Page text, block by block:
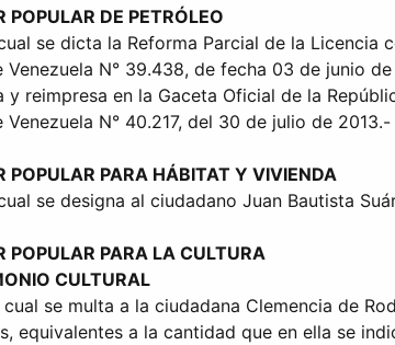
POPULAR DE PETRÓLEO
se dicta la Reforma Parcial de la
Venezuela N° 39.438, de fecha 03 de junio
y reimpresa en la Gaceta Oficial de la
Venezuela N° 40.217, del 30 de julio de
POPULAR PARA HÁBITAT Y VIVIENDA
se designa al ciudadano Juan Bautista
POPULAR PARA LA CULTURA
CULTURAL
se multa a la ciudadana Clemencia de
equivalentes a la cantidad que en ella se